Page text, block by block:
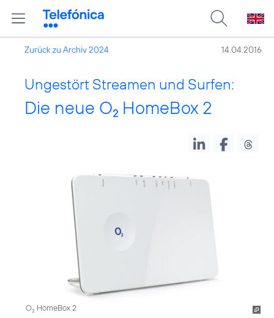
Zurück zu Archiv 2024 14.04.2016
Ungestört Streamen und Surfen:
Die neue O2 HomeBox 2
O2 HomeBox 2